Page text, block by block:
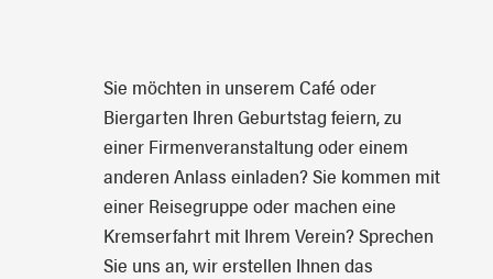
Sie möchten in unserem Café oder
Biergarten Ihren Geburtstag feiern, zu
einer Firmenveranstaltung oder einem
anderen Anlass einladen? Sie kommen mit
einer Reisegruppe oder machen eine
Kremserfahrt mit Ihrem Verein? Sprechen
Sie uns an, wir erstellen Ihnen das